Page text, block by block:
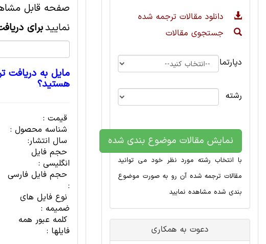
صفحه قابل
نماییدبرای
مایل به دریافت
هستید؟
قیمت :
شناسه محصول :
سال انتشار:
حجم فایل
انگلیسی :
حجم فایل فارسی
:
نوع فایل های
ضمیمه :
کلمه عبور همه
فایلها :
دانلود مقالات ترجمه شده
جستجوی مقالات
دپارتمان
رشته
نمایش مقالات موضوع بندی شده
با انتخاب رشته مورد نظر خود می توانید
مقالات ترجمه شده آن رو به صورت موضوع
بندی شده مشاهده نمایید
دعوت به همکاری